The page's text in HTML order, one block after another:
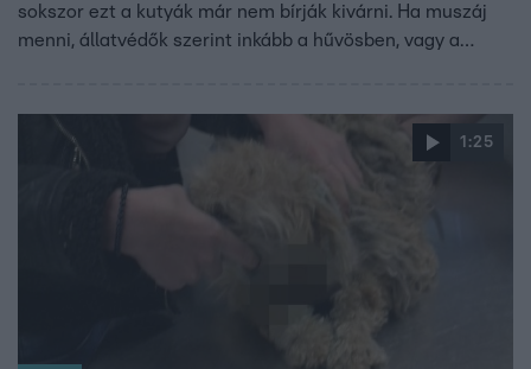
sokszor ezt a kutyák már nem bírják kivárni. Ha muszáj
menni, állatvédők szerint inkább a hűvösben, vagy a
arrébb az árnyékos rész akár 20 fokkal hűvösebb.
1:25